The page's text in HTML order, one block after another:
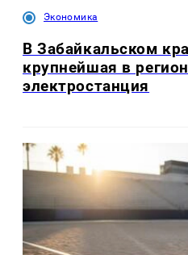
Экономика
В Забайкальском
крупнейшая в
электростанция